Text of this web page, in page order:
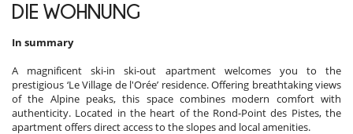
DIE WOHNUNG
In summary
A magnificent ski-in ski-out apartment welcomes you to the
prestigious ‘Le Village de l'Orée’ residence. Offering breathtaking views
of the Alpine peaks, this space combines modern comfort with
authenticity. Located in the heart of the Rond-Point des Pistes, the
apartment offers direct access to the slopes and local amenities.